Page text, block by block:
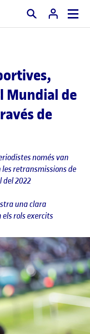
Cercar
Mundial de
de
només van
les retransmissions de
del 2022
una clara
rols exercits